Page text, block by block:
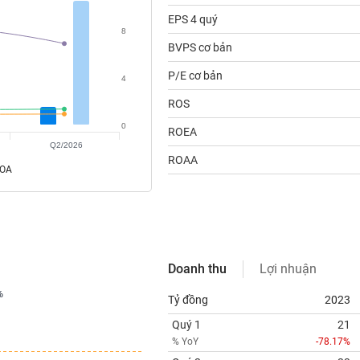
0
4
8
Q2/2026
EPS 4 quý
BVPS cơ bản
P/E cơ bản
ROS
ROEA
ROAA
Doanh thu Lợi nhuận
Tỷ đồng 2023
Quý 1
% YoY
21
-78.17%